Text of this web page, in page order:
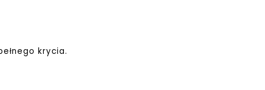
krycia.